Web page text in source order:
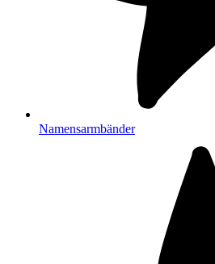
Namensarmbänder